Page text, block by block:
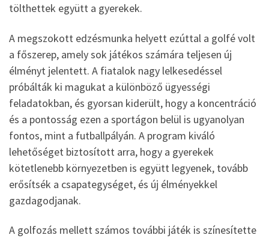
tölthettek együtt a gyerekek.
A megszokott edzésmunka helyett ezúttal a golfé volt
a főszerep, amely sok játékos számára teljesen új
élményt jelentett. A fiatalok nagy lelkesedéssel
próbálták ki magukat a különböző ügyességi
feladatokban, és gyorsan kiderült, hogy a koncentráció
és a pontosság ezen a sportágon belül is ugyanolyan
fontos, mint a futballpályán. A program kiváló
lehetőséget biztosított arra, hogy a gyerekek
kötetlenebb környezetben is együtt legyenek, tovább
erősítsék a csapategységet, és új élményekkel
gazdagodjanak.
A golfozás mellett számos további játék is színesítette